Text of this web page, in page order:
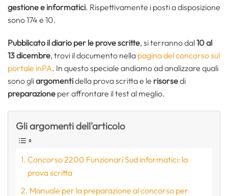
gestione e informatici. Rispettivamente i posti a disposizione
sono 174 e 10.
Pubblicato il diario per le prove scritte, si terranno dal10 al
13 dicembre, trovi il documento nella pagina del concorso sul
portale inPA. In questo speciale andiamo ad analizzare quali
sono gliargomentidella prova scritta e le risorsedi
preparazione per affrontare il test al meglio.
Gli argomenti dell'articolo
Concorso 2200 Funzionari Sud informatici: la
prova scritta
Manuale per la preparazione al concorso per